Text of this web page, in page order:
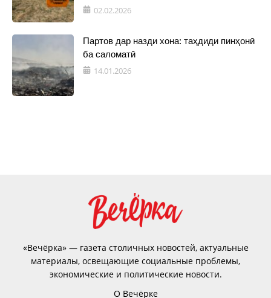
02.02.2026
Партов дар назди хона: таҳдиди пинҳонӣ
ба саломатӣ
14.01.2026
«Вечёрка» — газета столичных новостей, актуальные
материалы, освещающие социальные проблемы,
экономические и политические новости.
О Вечёрке